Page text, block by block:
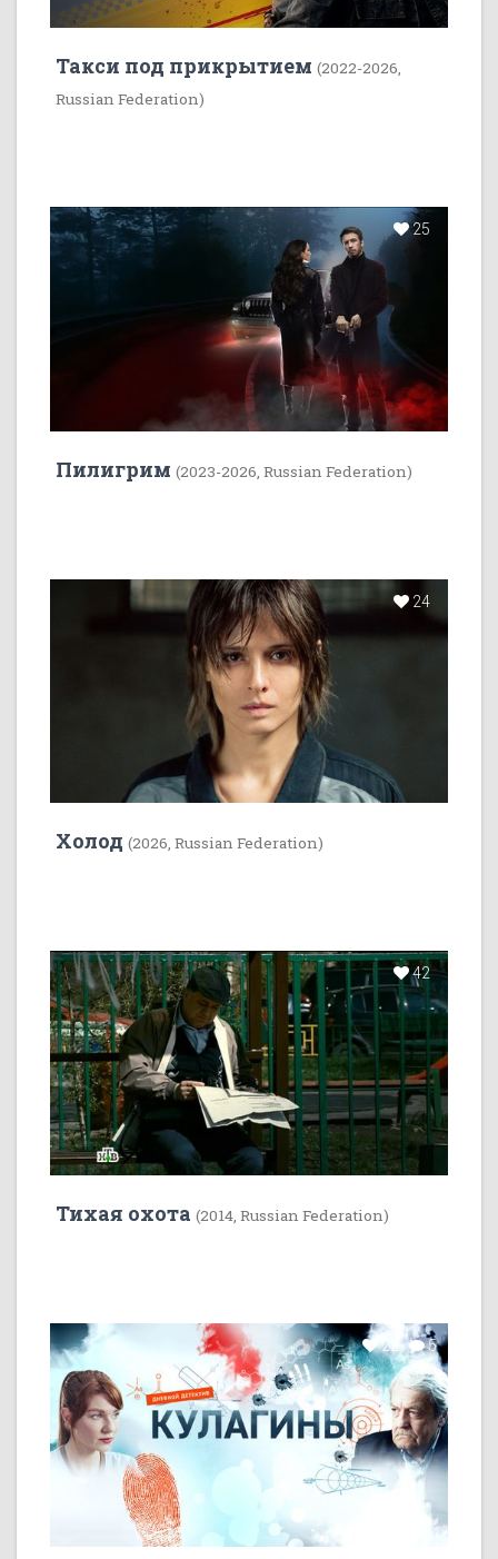
Такси под прикрытием (2022-2026,
Russian Federation)
25
Пилигрим (2023-2026, Russian Federation)
24
Холод (2026, Russian Federation)
42
Тихая охота (2014, Russian Federation)
22 5